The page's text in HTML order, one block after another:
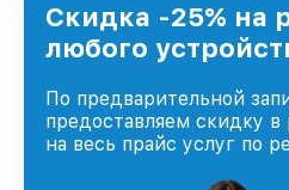
Скидка -25% на
любого
По предварительной
предоставляем скидку в
на весь прайс услуг по